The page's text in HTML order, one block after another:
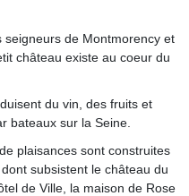
seigneurs de Montmorency et
château existe au coeur du
du vin, des fruits et
bateaux sur la Seine.
plaisances sont construites
subsistent le château du
de Ville, la maison de Rose